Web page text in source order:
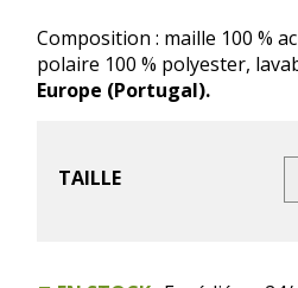
Composition : maille 100 %
polaire 100 % polyester,
Europe (Portugal).
TAILLE